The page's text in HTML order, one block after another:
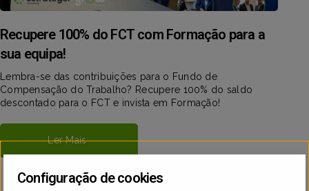
Recupere 100% do FCT com Formação para a
sua equipa!
Lembra-se das contribuições para o Fundo de
Compensação do Trabalho? Recupere 100% do saldo
descontado para o FCT e invista em Formação!
Ler Mais
Configuração de cookies